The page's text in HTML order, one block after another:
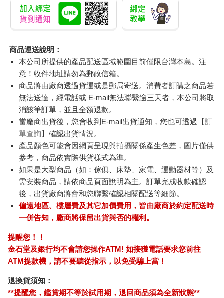
商品運送說明：
本公司所提供的產品配送區域範圍目前僅限台灣本島。注
意！收件地址請勿為郵政信箱。
商品將由廠商透過貨運或是郵局寄送。消費者訂購之商品若
無法送達，經電話或 E-mail無法聯繫逾三天者，本公司將取
消該筆訂單，並且全額退款。
當廠商出貨後，您會收到E-mail出貨通知，您也可透過【訂
單查詢】確認出貨情況。
產品顏色可能會因網頁呈現與拍攝關係產生色差，圖片僅供
參考，商品依實際供貨樣式為準。
如果是大型商品（如：傢俱、床墊、家電、運動器材等）及
需安裝商品，請依商品頁面說明為主。訂單完成收款確認
後，出貨廠商將會和您聯繫確認相關配送等細節。
偏遠地區、樓層費及其它加價費用，皆由廠商於約定配送時
一併告知，廠商將保留出貨與否的權利。
提醒您！！
金石堂及銀行均不會請您操作ATM! 如接獲電話要求您前往
ATM提款機，請不要聽從指示，以免受騙上當！
退換貨須知：
**提醒您，鑑賞期不等於試用期，退回商品須為全新狀態**